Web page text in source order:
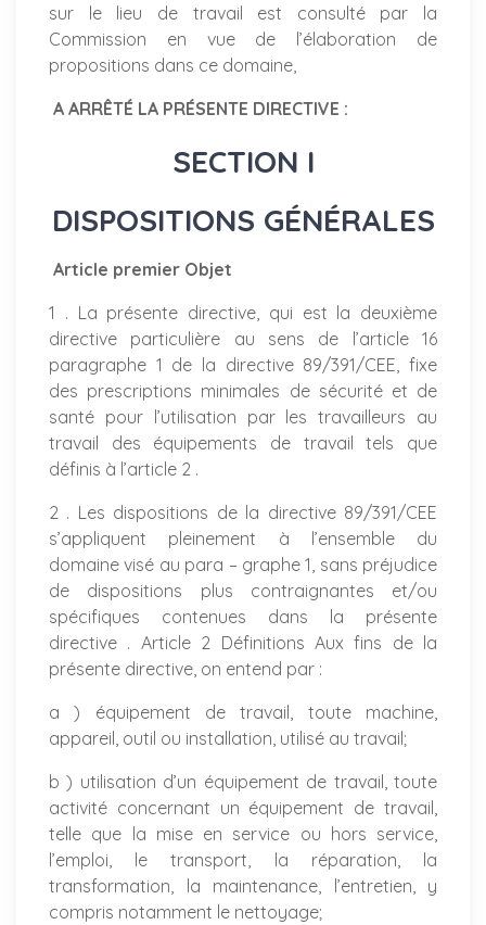
sur le lieu de travail est consulté par la
Commission en vue de l’élaboration de
propositions dans ce domaine,
A ARRÊTÉ LA PRÉSENTE DIRECTIVE :
SECTION I
DISPOSITIONS GÉNÉRALES
Article premier Objet
1 . La présente directive, qui est la deuxième
directive particulière au sens de l’article 16
paragraphe 1 de la directive 89/391/CEE, fixe
des prescriptions minimales de sécurité et de
santé pour l’utilisation par les travailleurs au
travail des équipements de travail tels que
définis à l’article 2 .
2 . Les dispositions de la directive 89/391/CEE
s’appliquent pleinement à l’ensemble du
domaine visé au para – graphe 1, sans préjudice
de dispositions plus contraignantes et/ou
spécifiques contenues dans la présente
directive . Article 2 Définitions Aux fins de la
présente directive, on entend par :
a ) équipement de travail, toute machine,
appareil, outil ou installation, utilisé au travail;
b ) utilisation d’un équipement de travail, toute
activité concernant un équipement de travail,
telle que la mise en service ou hors service,
l’emploi, le transport, la réparation, la
transformation, la maintenance, l’entretien, y
compris notamment le nettoyage;